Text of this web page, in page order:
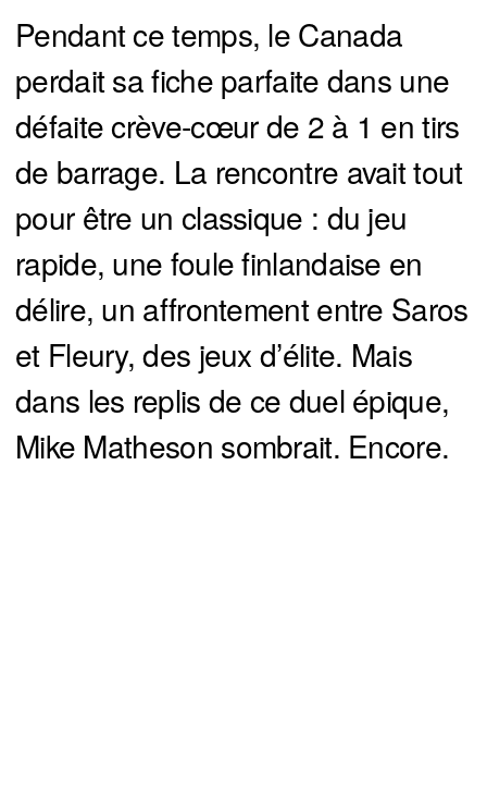
Pendant ce temps, le Canada
perdait sa fiche parfaite dans une
défaite crève-cœur de 2 à 1 en tirs
de barrage. La rencontre avait tout
pour être un classique : du jeu
rapide, une foule finlandaise en
délire, un affrontement entre Saros
et Fleury, des jeux d’élite. Mais
dans les replis de ce duel épique,
Mike Matheson sombrait. Encore.